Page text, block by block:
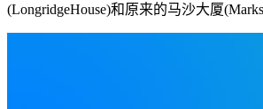
(LongridgeHouse)和原来的马沙大厦